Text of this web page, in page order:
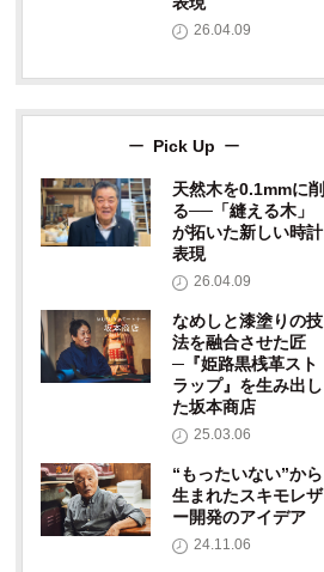
26.04.09
Pick Up
天然木を0.1mmに削
る──「縫える木」
が拓いた新しい時計
表現
26.04.09
なめしと漆塗りの技
法を融合させた匠
─『姫路黒桟革スト
ラップ』を生み出し
た坂本商店
25.03.06
“もったいない”から
生まれたスキモレザ
ー開発のアイデア
24.11.06